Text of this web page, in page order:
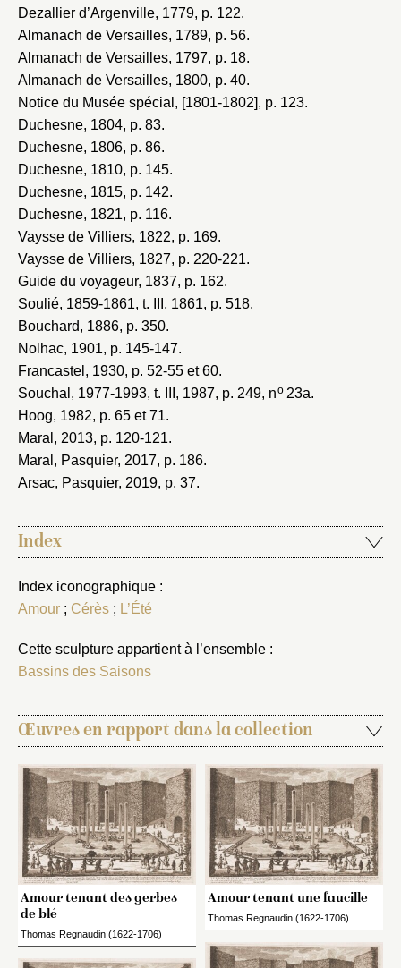
Dezallier d’Argenville, 1779, p. 122.
Almanach de Versailles, 1789, p. 56.
Almanach de Versailles, 1797, p. 18.
Almanach de Versailles, 1800, p. 40.
Notice du Musée spécial, [1801-1802], p. 123.
Duchesne, 1804, p. 83.
Duchesne, 1806, p. 86.
Duchesne, 1810, p. 145.
Duchesne, 1815, p. 142.
Duchesne, 1821, p. 116.
Vaysse de Villiers, 1822, p. 169.
Vaysse de Villiers, 1827, p. 220-221.
Guide du voyageur, 1837, p. 162.
Soulié, 1859-1861, t. III, 1861, p. 518.
Bouchard, 1886, p. 350.
Nolhac, 1901, p. 145-147.
Francastel, 1930, p. 52-55 et 60.
Souchal, 1977-1993, t. III, 1987, p. 249, no23a.
Hoog, 1982, p. 65 et 71.
Maral, 2013, p. 120-121.
Maral, Pasquier, 2017, p. 186.
Arsac, Pasquier, 2019, p. 37.
Index
Index iconographique :
Amour ; Cérès ; L’Été
Cette sculpture appartient à l’ensemble :
Bassins des Saisons
Œuvres en rapport dans la collection
Amour tenant des gerbes
de blé
Thomas Regnaudin (1622-1706)
Amour tenant une faucille
Thomas Regnaudin (1622-1706)